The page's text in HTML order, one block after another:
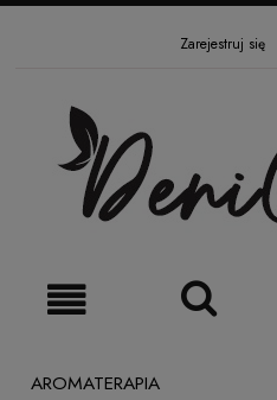
Zarejestruj się
AROMATERAPIA